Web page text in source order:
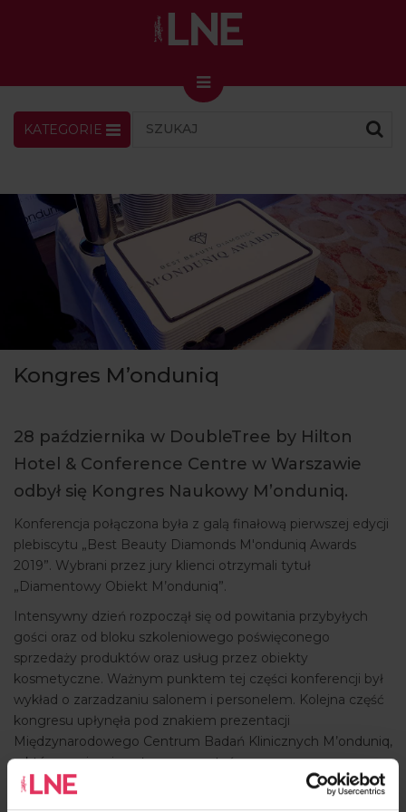
LNENEWS
KONGRES I TARGI
Skin Master w Warszawie
49. edycja w Krakowie
VIDEO
PODCAST
MAGAZYN
O NAS
ARTYKUŁY
WYDARZENIA
KATEGORIE
Kongres M’onduniq
28 października w DoubleTree by Hilton
Hotel & Conference Centre w Warszawie
odbył się Kongres Naukowy M’onduniq.
Konferencja połączona była z galą finałową pierwszej edycji
plebiscytu „Best Beauty Diamonds M'onduniq Awards
2019”. Wybrani przez jury klienci otrzymali tytuł
„Diamentowy Obiekt M’onduniq”.
Intensywny dzień rozpoczął się od powitania przybyłych
gości oraz od bloku szkoleniowego poświęconego
sprzedaży produktów oraz usług przez obiekty
kosmetyczne. Ważnym punktem tej części konferencji był
wykład o zarzadzaniu salonem i personelem. Kolejna część
kongresu upłynęła pod znakiem prezentacji
Międzynarodowego Centrum Badań Klinicznych M’onduniq,
o którym więcej można przeczytać na
www.badania.monduniq.pl. Odwiedzając witrynę można też